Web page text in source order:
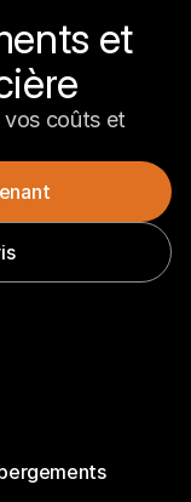
et
vos coûts et